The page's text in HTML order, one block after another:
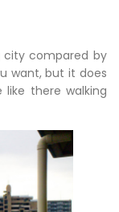
compared by
want, but it does
there walking